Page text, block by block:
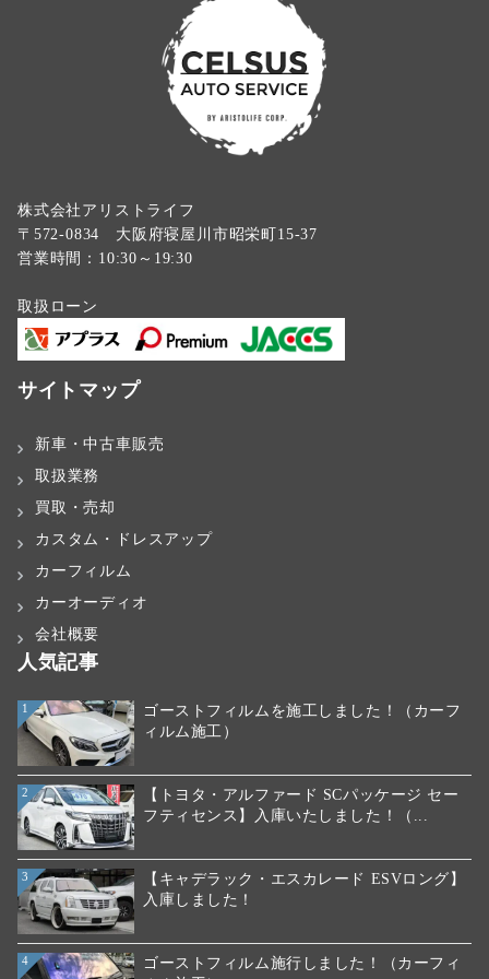
株式会社アリストライフ
〒572-0834 大阪府寝屋川市昭栄町15-37
営業時間：10:30～19:30
取扱ローン
サイトマップ
新車・中古車販売
取扱業務
買取・売却
カスタム・ドレスアップ
カーフィルム
カーオーディオ
会社概要
人気記事
1
ゴーストフィルムを施工しました！（カーフ
ィルム施工）
2
【トヨタ・アルファード SCパッケージ セー
フティセンス】入庫いたしました！（...
3
【キャデラック・エスカレード ESVロング】
入庫しました！
4
ゴーストフィルム施行しました！（カーフィ